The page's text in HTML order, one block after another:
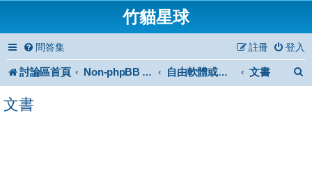
竹貓星球
問答集 登入
註冊
討論區首頁 Non-phpBB specific 自由軟體或免費軟體 文書
文書